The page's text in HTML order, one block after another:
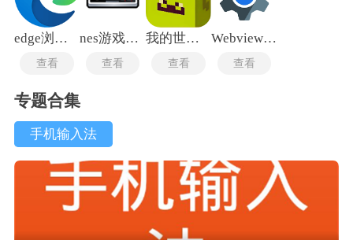
edge浏览器手机版
查看
nes游戏中心
查看
我的世界皮肤编辑器手机版
查看
Webview最新版
查看
专题合集
手机输入法